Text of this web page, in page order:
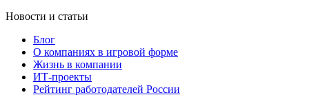
Новости и статьи
Блог
О компаниях в игровой форме
Жизнь в компании
ИТ-проекты
Рейтинг работодателей России